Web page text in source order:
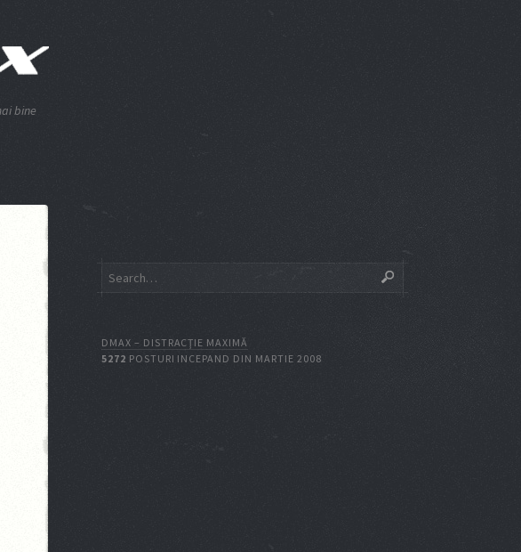
bine
DMAX – DISTRACŢIE MAXIMĂ
5272 POSTURI INCEPAND DIN MARTIE 2008